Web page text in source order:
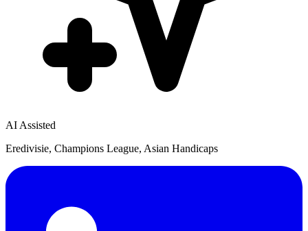
AI Assisted
Eredivisie, Champions League, Asian Handicaps